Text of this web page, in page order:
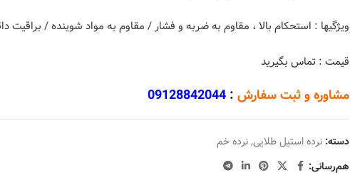
ویژگیها : استحکام بالا ، مقاوم به ضربه و فشار / مقاوم به مواد شوینده / براقیت
قیمت : تماس بگیرید
مشاوره و ثبت سفارش:
09128842044
دسته: نرده استیل طلایی,نرده خم
هم‌رسانی: